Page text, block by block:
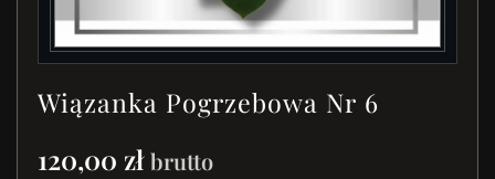
Wiązanka Pogrzebowa Nr 6
120,00 zł brutto